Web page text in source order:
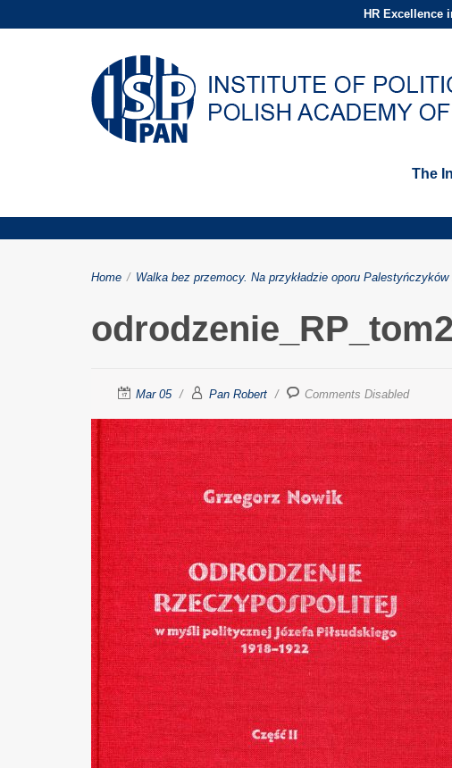
HR Excellence
The
Home / Walka bez przemocy. Na przykładzie oporu
Mar 05 Pan Robert Comments Disabled